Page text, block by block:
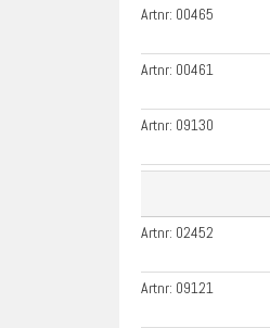
Artnr: 00465
Artnr: 00461
Artnr: 09130
Artnr: 02452
Artnr: 09121